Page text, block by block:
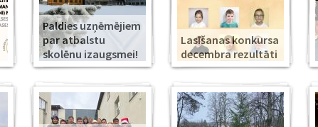
Paldies uzņēmējiem
par atbalstu
skolēnu izaugsmei!
Lasīšanas konkursa
decembra rezultāti